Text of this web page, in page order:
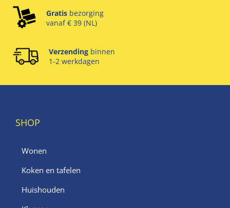
Gratis bezorging
vanaf € 39 (NL)
Verzending binnen
1-2 werkdagen
SHOP
Wonen
Koken en tafelen
Huishouden